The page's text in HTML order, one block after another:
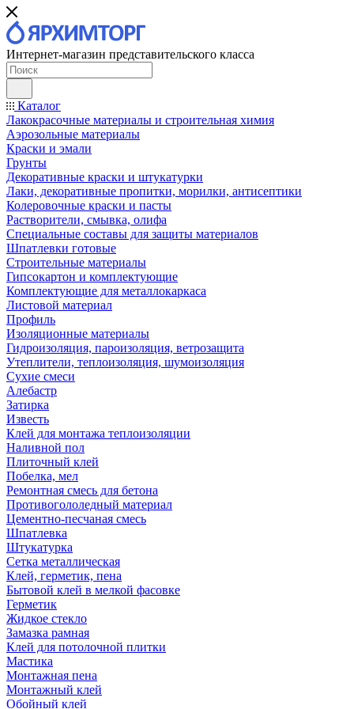
Интернет-магазин представительского класса
Каталог
Лакокрасочные материалы и строительная химия
Аэрозольные материалы
Краски и эмали
Грунты
Декоративные краски и штукатурки
Лаки, декоративные пропитки, морилки, антисептики
Колеровочные краски и пасты
Растворители, смывка, олифа
Специальные составы для защиты материалов
Шпатлевки готовые
Строительные материалы
Гипсокартон и комплектующие
Комплектующие для металлокаркаса
Листовой материал
Профиль
Изоляционные материалы
Гидроизоляция, пароизоляция, ветрозащита
Утеплители, теплоизоляция, шумоизоляция
Сухие смеси
Алебастр
Затирка
Известь
Клей для монтажа теплоизоляции
Наливной пол
Плиточный клей
Побелка, мел
Ремонтная смесь для бетона
Противогололедный материал
Цементно-песчаная смесь
Шпатлевка
Штукатурка
Сетка металлическая
Клей, герметик, пена
Бытовой клей в мелкой фасовке
Герметик
Жидкое стекло
Замазка рамная
Клей для потолочной плитки
Мастика
Монтажная пена
Монтажный клей
Обойный клей